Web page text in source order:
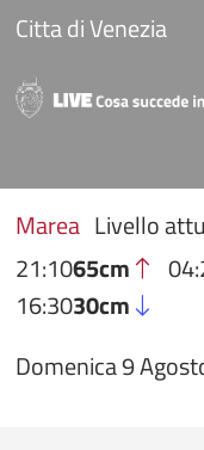
Salta al contenuto
Citta di Venezia
Marea Livello
21:1065cm
16:3030cm
Domenica 9